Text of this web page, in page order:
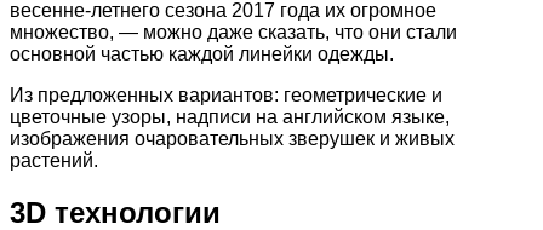
весенне-летнего сезона 2017 года их огромное
множество, — можно даже сказать, что они стали
основной частью каждой линейки одежды.
Из предложенных вариантов: геометрические и
цветочные узоры, надписи на английском языке,
изображения очаровательных зверушек и живых
растений.
3D технологии